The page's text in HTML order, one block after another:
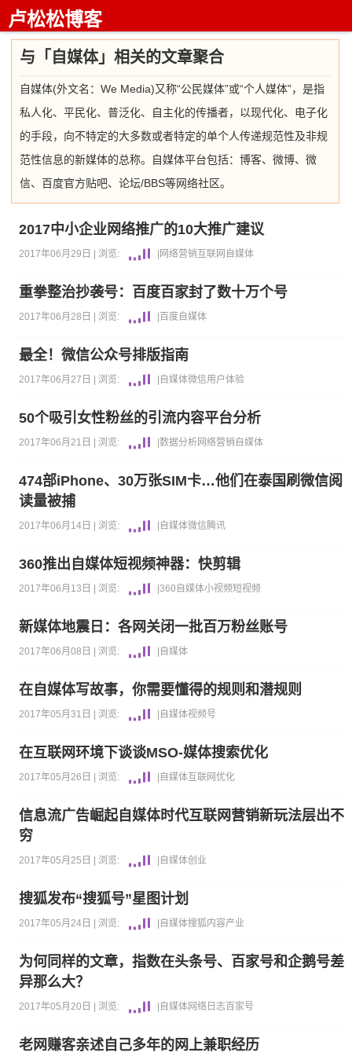
卢松松博客
与「自媒体」相关的文章聚合
自媒体(外文名：We Media)又称“公民媒体”或“个人媒体”，是指
私人化、平民化、普泛化、自主化的传播者，以现代化、电子化
的手段，向不特定的大多数或者特定的单个人传递规范性及非规
范性信息的新媒体的总称。自媒体平台包括：博客、微博、微
信、百度官方贴吧、论坛/BBS等网络社区。
2017中小企业网络推广的10大推广建议
2017年06月29日 | 浏览: 网络营销 互联网 自媒体
重拳整治抄袭号：百度百家封了数十万个号
2017年06月28日 | 浏览: 百度 自媒体
最全！微信公众号排版指南
2017年06月27日 | 浏览: 自媒体微信用户体验
50个吸引女性粉丝的引流内容平台分析
2017年06月21日 | 浏览: |数据分析网络营销 自媒体
474部iPhone、30万张SIM卡…他们在泰国刷微信阅
读量被捕
2017年06月14日 | 浏览: 自媒体微信腾讯
360推出自媒体短视频神器：快剪辑
2017年06月13日 | 浏览: |360 自媒体小视频短视频
新媒体地震日：各网关闭一批百万粉丝账号
2017年06月08日 | 浏览: 自媒体
在自媒体写故事，你需要懂得的规则和潜规则
2017年05月31日 | 浏览: 自媒体视频号
在互联网环境下谈谈MSO-媒体搜索优化
2017年05月26日 | 浏览: 自媒体互联网优化
信息流广告崛起自媒体时代互联网营销新玩法层出不
穷
2017年05月25日 | 浏览: 自媒体创业
搜狐发布“搜狐号”星图计划
2017年05月24日 | 浏览: 自媒体搜狐内容产业
为何同样的文章，指数在头条号、百家号和企鹅号差
异那么大？
2017年05月20日 | 浏览: 自媒体网络日志百家号
老网赚客亲述自己多年的网上兼职经历